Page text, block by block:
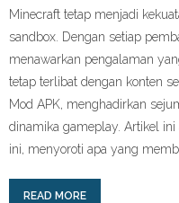
Minecraft tetap menjadi
sandbox. Dengan setiap
menawarkan pengalaman
tetap terlibat dengan konten
Mod APK, menghadirkan
dinamika gameplay. Artikel
ini, menyoroti apa yang
READ MORE